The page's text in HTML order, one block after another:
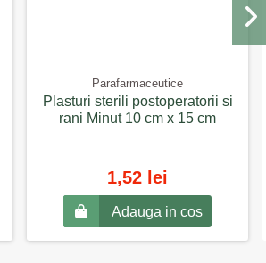
Parafarmaceutice
Plasturi sterili postoperatorii si
rani Minut 10 cm x 15 cm
1,52 lei
Adauga in cos